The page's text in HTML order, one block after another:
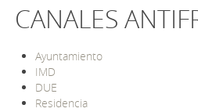
CANALES
Ayuntamiento
IMD
DUE
Residencia